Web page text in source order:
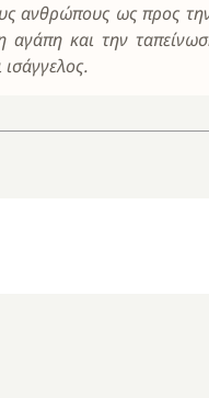
ανθρώπους ως προς
αγάπη και την
ισάγγελος.